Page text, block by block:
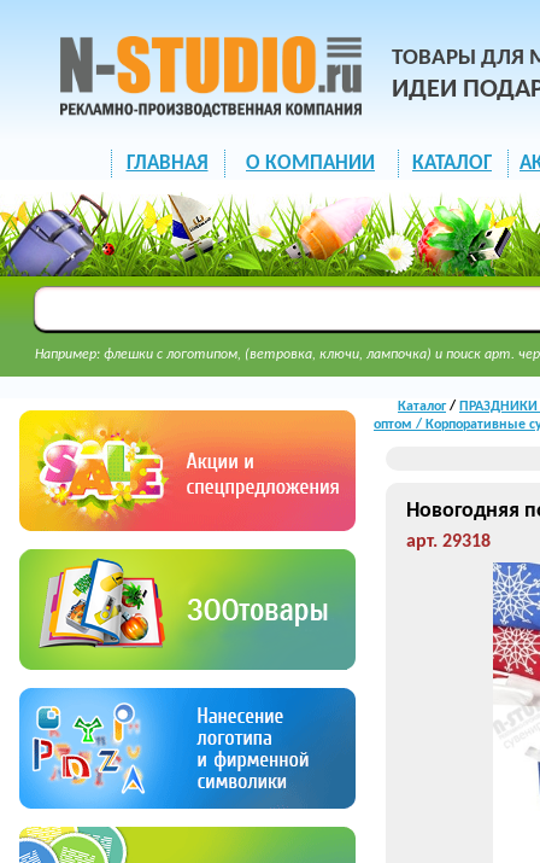
ТОВАРЫ ДЛЯ
ИДЕИ
ГЛАВНАЯ О КОМПАНИИ КАТАЛОГ
Например: флешки с логотипом, (ветровка, ключи, лампочка) и поиск арт.
Каталог/ ПРАЗДНИКИ
оптом / Корпоративные
Новогодняя
арт. 29318